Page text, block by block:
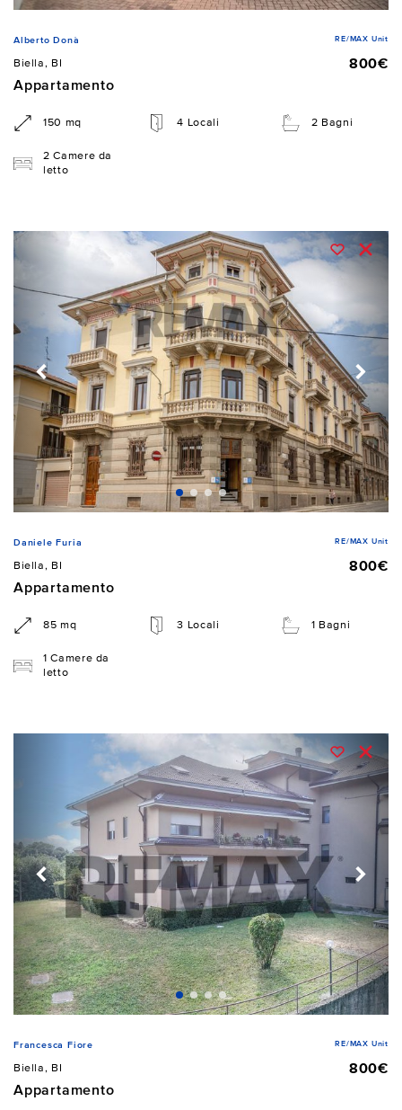
Alberto Donà RE/MAX Unit
Biella, BI
800€
Appartamento
150 mq 4 Locali 2 Bagni
2 Camere da
letto
Daniele Furia RE/MAX Unit
Biella, BI
800€
Appartamento
85 mq 3 Locali 1 Bagni
1 Camere da
letto
Francesca Fiore RE/MAX Unit
Biella, BI
800€
Appartamento